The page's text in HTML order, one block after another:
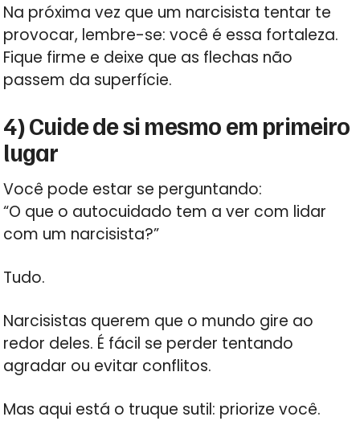
Na próxima vez que um narcisista tentar te
provocar, lembre-se: você é essa fortaleza.
Fique firme e deixe que as flechas não
passem da superfície.
4) Cuide de si mesmo em primeiro
lugar
Você pode estar se perguntando:
“O que o autocuidado tem a ver com lidar
com um narcisista?”
Tudo.
Narcisistas querem que o mundo gire ao
redor deles. É fácil se perder tentando
agradar ou evitar conflitos.
Mas aqui está o truque sutil: priorize você.